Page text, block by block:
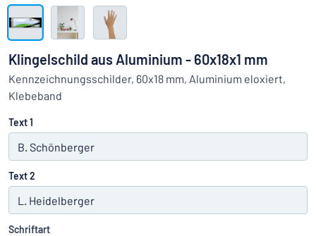
Das Gesuchte nicht gefunden? Schild hier entwerfen
Alle Kategorien anzeigen
Einloggen
Privat / Firma
Klingelschild aus Aluminium - 60x18x1 mm
Kennzeichnungsschilder, 60x18 mm, Aluminium eloxiert,
Klebeband
Text 1
Text 2
Schriftart